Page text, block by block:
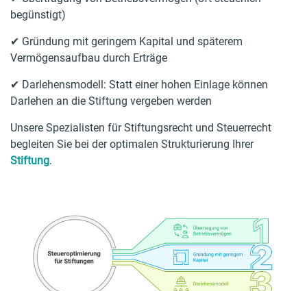
begünstigt)
✔ Gründung mit geringem Kapital und späterem
Vermögensaufbau durch Erträge
✔ Darlehensmodell: Statt einer hohen Einlage können
Darlehen an die Stiftung vergeben werden
Unsere Spezialisten für Stiftungsrecht und Steuerrecht
begleiten Sie bei der optimalen Strukturierung Ihrer
Stiftung.